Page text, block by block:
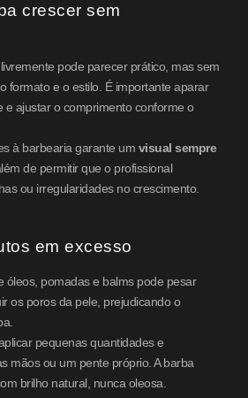
crescer sem
pode parecer prático, mas sem
formato e o estilo. É importante aparar
e ajustar o comprimento conforme o
à barbearia garante um visual sempre
de permitir que o profissional
ou irregularidades no crescimento.
em excesso
óleos, pomadas e balms pode pesar
os poros da pele, prejudicando o
pequenas quantidades e
mãos ou um pente próprio. A barba
brilho natural, nunca oleosa.